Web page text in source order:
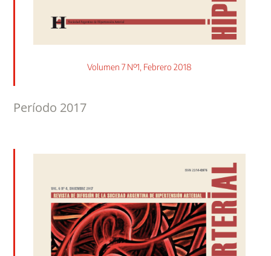
Volumen 7 Nº1, Febrero 2018
Período 2017